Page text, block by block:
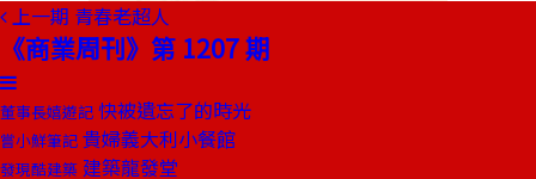
上一期 青春老超人
《商業周刊》第 1207 期
董事長嬉遊記 快被遺忘了的時光
嘗小鮮筆記 貴婦義大利小餐館
發現酷建築 建築龍發堂